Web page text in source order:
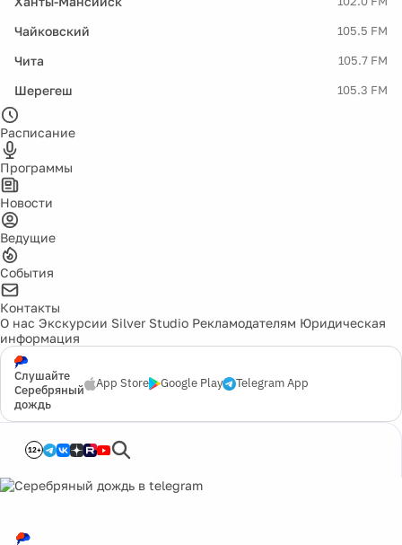
Чайковский 105.5 FM
Чита 105.7 FM
Шерегеш 105.3 FM
Расписание
Программы
Новости
Ведущие
События
Контакты
О нас Экскурсии Silver Studio Рекламодателям Юридическая
информация
Слушайте
Серебряный
дождь
App Store Google Play Telegram App
12+